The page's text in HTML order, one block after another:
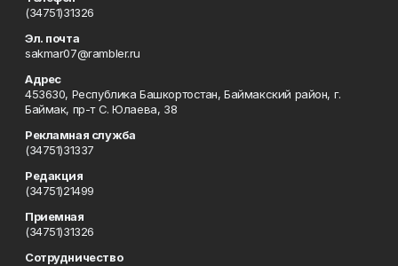
(34751)31326
Эл. почта
sakmar07@rambler.ru
Адрес
453630, Республика Башкортостан, Баймакский район, г.
Баймак, пр-т С. Юлаева, 38
Рекламная служба
(34751)31337
Редакция
(34751)21499
Приемная
(34751)31326
Сотрудничество